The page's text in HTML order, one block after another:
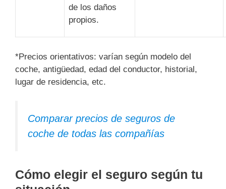
de los daños
propios.
*Precios orientativos: varían según modelo del
coche, antigüedad, edad del conductor, historial,
lugar de residencia, etc.
Comparar precios de seguros de
coche de todas las compañías
Cómo elegir el seguro según tu